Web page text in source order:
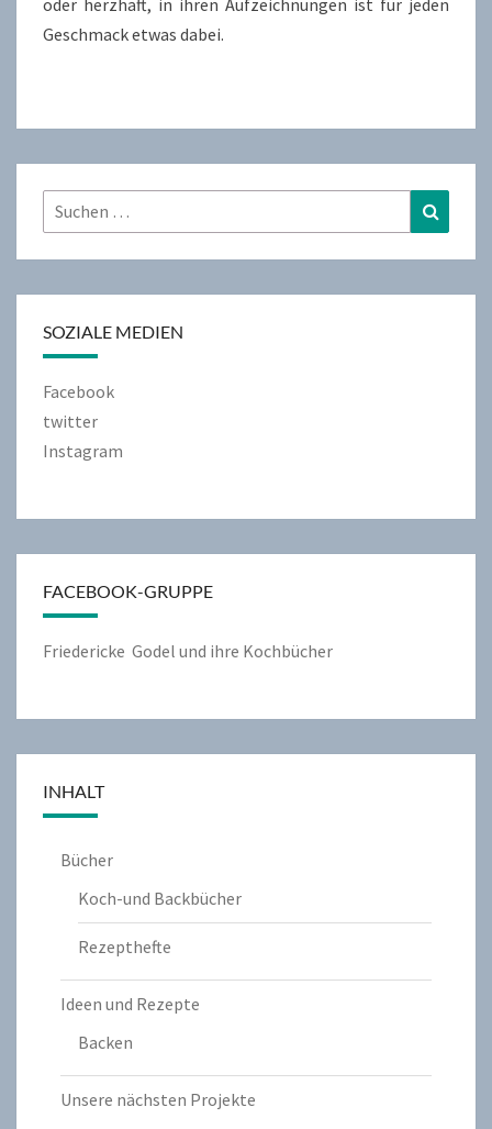
oder herzhaft, in ihren Aufzeichnungen ist für jeden
Geschmack etwas dabei.
Suchen
nach:
SOZIALE MEDIEN
Facebook
twitter
Instagram
FACEBOOK-GRUPPE
Friedericke Godel und ihre Kochbücher
INHALT
Bücher
Koch-und Backbücher
Rezepthefte
Ideen und Rezepte
Backen
Unsere nächsten Projekte